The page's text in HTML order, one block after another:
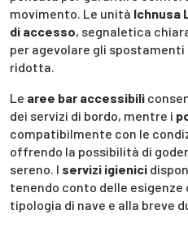
movimento. Le unità Ichnusa
di accesso, segnaletica
per agevolare gli
ridotta.
Le aree bar accessibili
dei servizi di bordo, mentre i
compatibilmente con le
offrendo la possibilità di
sereno. I servizi igienici
tenendo conto delle esigenze
tipologia di nave e alla breve